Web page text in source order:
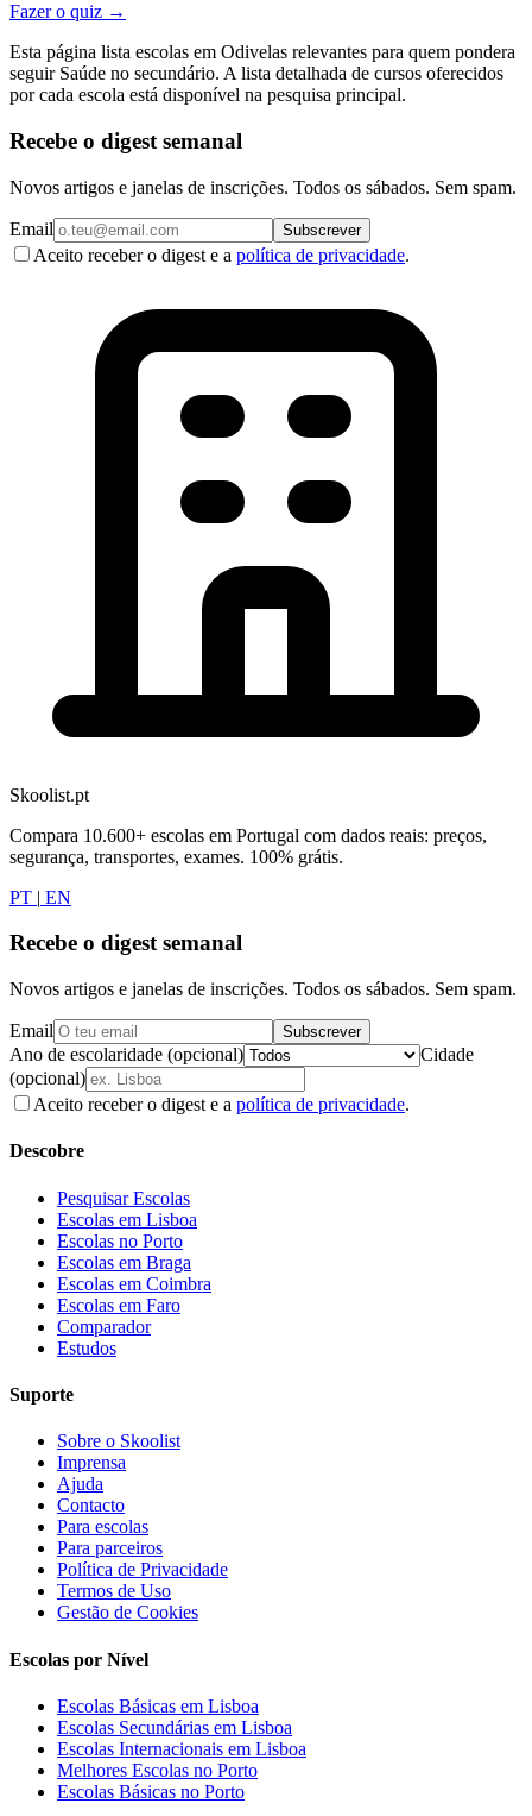
Fazer o quiz →
Esta página lista escolas em Odivelas relevantes para quem pondera
seguir Saúde no secundário. A lista detalhada de cursos oferecidos
por cada escola está disponível na pesquisa principal.
Recebe o digest semanal
Novos artigos e janelas de inscrições. Todos os sábados. Sem spam.
Email Subscrever
Aceito receber o digest e a política de privacidade.
Skoolist.pt
Compara 10.600+ escolas em Portugal com dados reais: preços,
segurança, transportes, exames. 100% grátis.
PT | EN
Recebe o digest semanal
Novos artigos e janelas de inscrições. Todos os sábados. Sem spam.
Email Subscrever
Ano de escolaridade (opcional)
Cidade
(opcional)
Aceito receber o digest e a política de privacidade.
Descobre
Pesquisar Escolas
Escolas em Lisboa
Escolas no Porto
Escolas em Braga
Escolas em Coimbra
Escolas em Faro
Comparador
Estudos
Suporte
Sobre o Skoolist
Imprensa
Ajuda
Contacto
Para escolas
Para parceiros
Política de Privacidade
Termos de Uso
Gestão de Cookies
Escolas por Nível
Escolas Básicas em Lisboa
Escolas Secundárias em Lisboa
Escolas Internacionais em Lisboa
Melhores Escolas no Porto
Escolas Básicas no Porto